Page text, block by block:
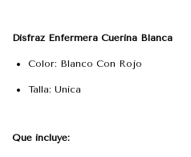
Disfraz Enfermera Cuerina Blanca
Color: Blanco Con Rojo
Talla: Unica
Que incluye: